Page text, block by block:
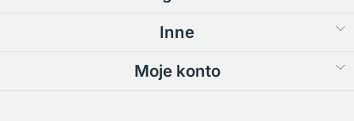
Inne
Moje konto